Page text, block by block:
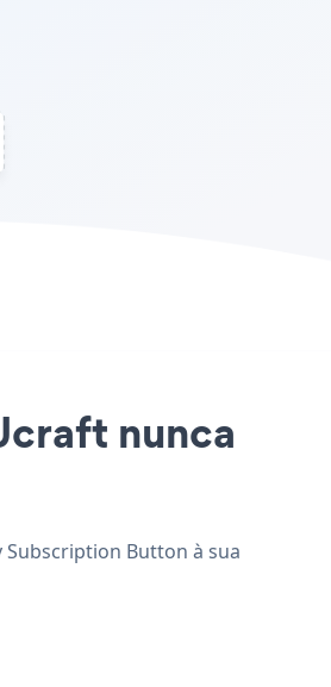
nunca
Subscription Button à sua